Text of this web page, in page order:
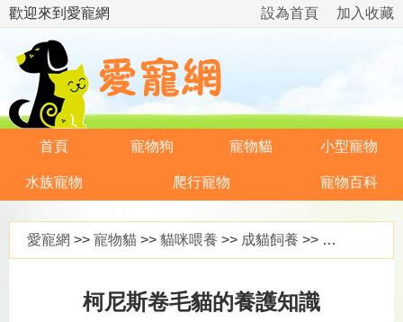
歡迎來到愛寵網 加入收藏
設為首頁
首頁 寵物狗 寵物貓 小型寵物
水族寵物 爬行寵物 寵物百科
愛寵網 >> 寵物貓 >> 貓咪喂養 >> 成貓飼養 >> 柯尼斯卷毛貓的養護知識
柯尼斯卷毛貓的養護知識